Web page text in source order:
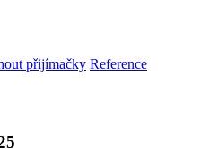
přijímačky Reference